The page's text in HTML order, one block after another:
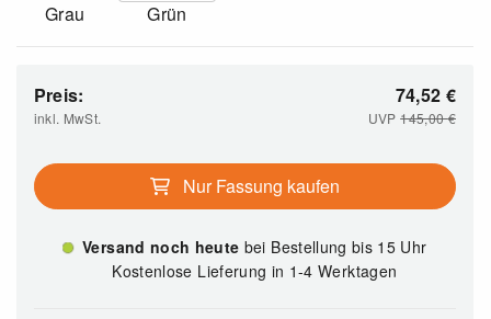
Grau Grün
Preis:
inkl. MwSt.
74,52 €
UVP145,00€
Nur Fassung kaufen
Versand noch heute bei Bestellung bis 15 Uhr
Kostenlose Lieferung in 1-4 Werktagen